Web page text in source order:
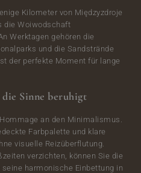
Kilometer von Międzyzdroje
die Woiwodschaft
Werktagen gehören die
und die Sandstrände
der perfekte Moment für lange
Sinne beruhigt
an den Minimalismus.
Farbpalette und klare
visuelle Reizüberflutung.
verzichten, können Sie die
harmonische Einbettung in